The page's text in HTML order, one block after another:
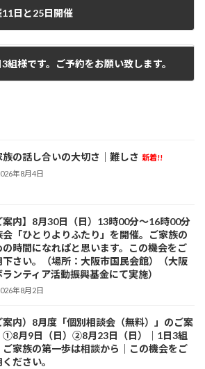
日と25日開催
様です。ご予約をお願い致します。
族の話し合いの大切さ｜難しさ 新着!!
年8月4日
案内】8月30日（日）13時00分～16時00分
会「ひとりよりふたり」を開催。ご家族の
の時間になればと思います。この機会をご
下さい。（場所：大阪市国民会館）（大阪
ンティア活動振興基金にて実施）
年8月2日
案内）8月度「個別相談会（無料）」のご案
①8月9日（日）②8月23日（日）｜1日3組
ご家族の第一歩は相談から｜この機会をご
ださい。